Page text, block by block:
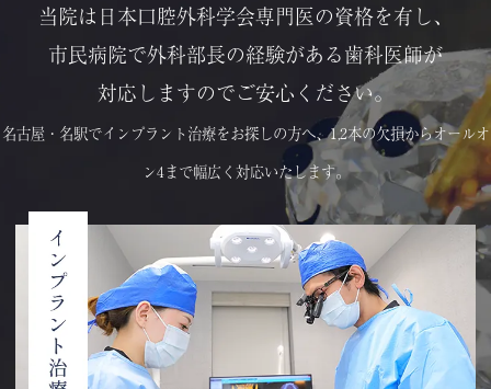
当院は日本口腔外科学会専門医の資格を有し、
市民病院で外科部長の経験がある歯科医師が
対応しますのでご安心ください。
名古屋・名駅でインプラント治療をお探しの方へ、1,2本の欠損からオールオ
ン4まで幅広く対応いたします。